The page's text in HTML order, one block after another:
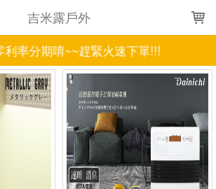
吉米露戶外
率分期唷~~趕緊火速下單!!!
銷售價格
皇家紫 柏金棕